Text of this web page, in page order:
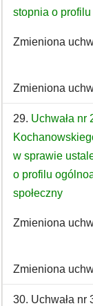
stopnia o
Zmieniona
Zmieniona
29. Uchwała nr
w sprawie
o profilu
społeczny
Zmieniona
Zmieniona
30. Uchwała nr